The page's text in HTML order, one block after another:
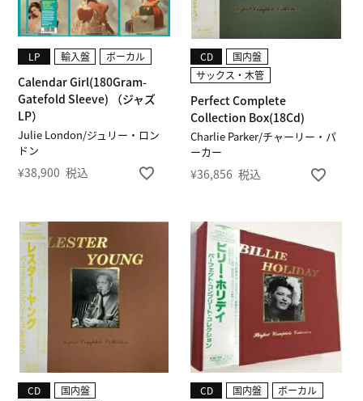
Julie London/ジュリー・ロン
ドン
Calendar Girl(180Gram-
Gatefold Sleeve) （ジャズ
LP）
LP 輸入盤 ボーカル
¥38,900 税込
Charlie Parker/チャーリー・パ
ーカー
Perfect Complete
Collection Box(18Cd)
CD
国内盤
サックス・木管
¥36,856 税込
CD
国内盤
CD 国内盤 ボーカル